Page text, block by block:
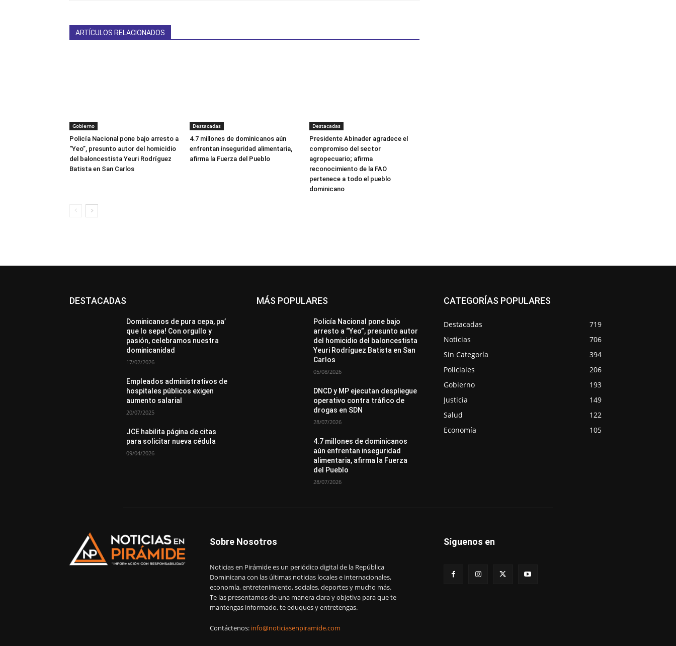
ARTÍCULOS RELACIONADOS
Gobierno
Policía Nacional pone bajo arresto a
“Yeo”, presunto autor del homicidio
del baloncestista Yeuri Rodríguez
Batista en San Carlos
Destacadas
4.7 millones de dominicanos aún
enfrentan inseguridad alimentaria,
afirma la Fuerza del Pueblo
Destacadas
Presidente Abinader agradece el
compromiso del sector
agropecuario; afirma
reconocimiento de la FAO
pertenece a todo el pueblo
dominicano
DESTACADAS
All Destacado
Dominicanos de pura cepa, pa’
que lo sepa! Con orgullo y
pasión, celebramos nuestra
dominicanidad
17/02/2026
Empleados administrativos de
hospitales públicos exigen
aumento salarial
20/07/2025
JCE habilita página de citas
para solicitar nueva cédula
09/04/2026
MÁS POPULARES
All Destacado
Policía Nacional pone bajo
arresto a “Yeo”, presunto autor
del homicidio del baloncestista
Yeuri Rodríguez Batista en San
Carlos
05/08/2026
DNCD y MP ejecutan despliegue
operativo contra tráfico de
drogas en SDN
28/07/2026
4.7 millones de dominicanos
aún enfrentan inseguridad
alimentaria, afirma la Fuerza
del Pueblo
28/07/2026
CATEGORÍAS POPULARES
Destacadas
719
Noticias
706
Sin Categoría
394
Policiales
206
Gobierno
193
Justicia
149
Salud
122
Economía
105
Sobre Nosotros
Noticias en Pirámide es un periódico digital de la República
Dominicana con las últimas noticias locales e internacionales,
economía, entretenimiento, sociales, deportes y mucho más.
Te las presentamos de una manera clara y objetiva para que te
mantengas informado, te eduques y entretengas.
Contáctenos: info@noticiasenpiramide.com
Síguenos en